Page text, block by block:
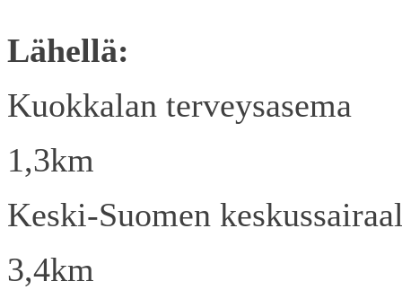
Lähellä:
Kuokkalan terveysasema
1,3km
Keski-Suomen
3,4km